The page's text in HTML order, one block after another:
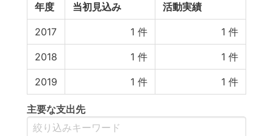
年度
当初見込み 活動実績
2017 1 件 1 件
2018 1 件 1 件
2019 1 件 1 件
主要な支出先